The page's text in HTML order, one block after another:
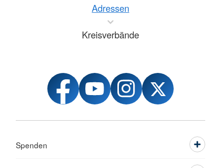
Adressen
Kreisverbände
Spenden